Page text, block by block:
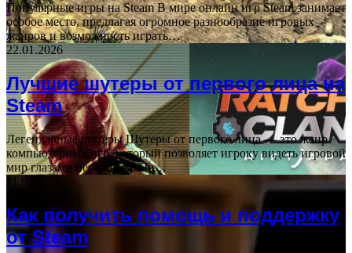
Популярные игры на Steam В мире онлайн игр Steam занимает
особое место, предлагая огромное разнообразие игровых
жанров и возможность играть…
22.01.2026
Лучшие шутеры от первого лица на
Steam
Легендарные шутеры Шутеры от первого лица — это жанр
компьютерных игр, который позволяет игроку видеть игровой
мир глазами персонажа. На…
11.01.2026
Как получить помощь и поддержку
от Steam